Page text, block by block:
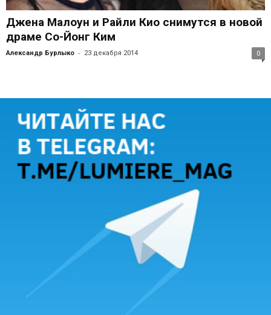
Джена Малоун и Райли Кио снимутся в новой
драме Со-Йонг Ким
Александр Бурлыко - 23 декабря 2014 0